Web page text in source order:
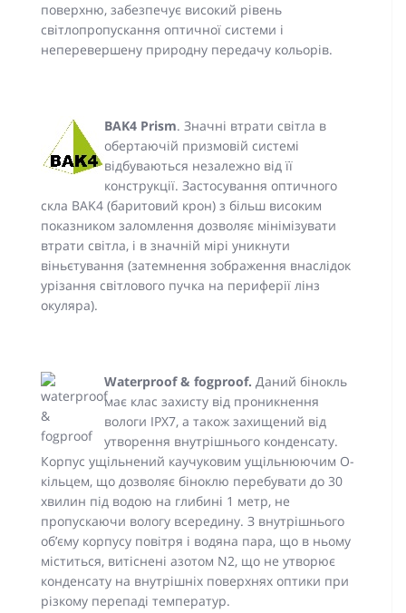
поверхню, забезпечує високий рівень
світлопропускання оптичної системи і
неперевершену природну передачу кольорів.
BAK4 Prism. Значні втрати світла в
обертаючій призмовій системі
відбуваються незалежно від її
конструкції. Застосування оптичного
скла BAK4 (баритовий крон) з більш високим
показником заломлення дозволяє мінімізувати
втрати світла, і в значній мірі уникнути
віньєтування (затемнення зображення внаслідок
урізання світлового пучка на периферії лінз
окуляра).
Waterproof & fogproof. Даний бінокль
має клас захисту від проникнення
вологи IPX7, а також захищений від
утворення внутрішнього конденсату.
Корпус ущільнений каучуковим ущільнюючим O-
кільцем, що дозволяє біноклю перебувати до 30
хвилин під водою на глибині 1 метр, не
пропускаючи вологу всередину. З внутрішнього
об’єму корпусу повітря і водяна пара, що в ньому
міститься, витіснені азотом N2, що не утворює
конденсату на внутрішніх поверхнях оптики при
різкому перепаді температур.